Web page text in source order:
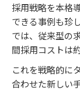
採用戦略を本格
できる事例も珍
では、従来型の
間採用コストは
これを戦略的に
合わせた新しい